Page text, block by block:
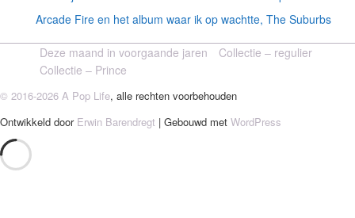
Arcade Fire en het album waar ik op wachtte, The Suburbs
Deze maand in voorgaande jaren
Collectie – regulier
Collectie – Prince
© 2016-2026 A Pop Life, alle rechten voorbehouden
Ontwikkeld door Erwin Barendregt | Gebouwd met WordPress